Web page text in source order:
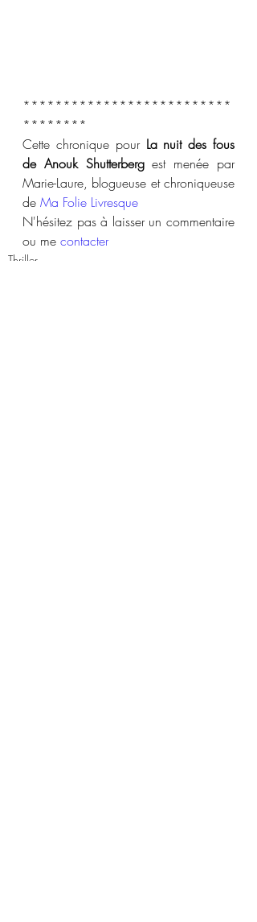
**************************
********
Cette chronique pour La nuit des fous
de Anouk Shutterberg est menée par
Marie-Laure, blogueuse et chroniqueuse
de Ma Folie Livresque
N'hésitez pas à laisser un commentaire
ou me contacter
Thriller